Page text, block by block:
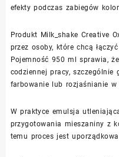
efekty podczas zabiegów
Produkt Milk_shake Creative
przez osoby, które chcą
Pojemność 950 ml sprawia,
codziennej pracy,
farbowanie lub rozjaśnianie w
W praktyce emulsja
przygotowania mieszaniny z
temu proces jest